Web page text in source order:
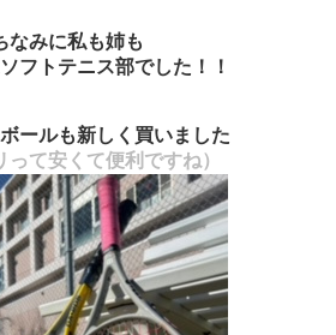
なみに私も姉も
フトテニス部でした！！
ールも新しく買いました
って安くて便利ですね）